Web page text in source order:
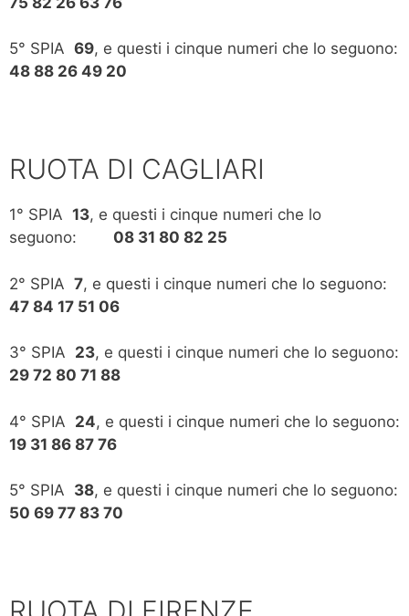
5° SPIA 69, e questi i cinque numeri che lo seguono:
48 88 26 49 20
RUOTA DI CAGLIARI
1° SPIA 13, e questi i cinque numeri che lo
seguono: 08 31 80 82 25
2° SPIA 7, e questi i cinque numeri che lo seguono:
47 84 17 51 06
3° SPIA 23, e questi i cinque numeri che lo seguono:
29 72 80 71 88
4° SPIA 24, e questi i cinque numeri che lo seguono:
19 31 86 87 76
5° SPIA 38, e questi i cinque numeri che lo seguono:
50 69 77 83 70